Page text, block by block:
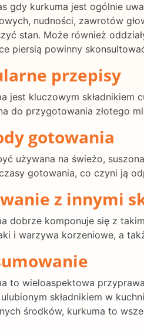
gdy kurkuma jest ogólnie
nudności, zawrotów
stan. Może również
piersią powinny
przepisy
jest kluczowym
do przygotowania złotego
gotowania
używana na świeżo,
gotowania, co czyni ją
z innymi
dobrze komponuje się z
i warzywa korzeniowe, a
to wieloaspektowa
składnikiem w
środków, kurkuma to